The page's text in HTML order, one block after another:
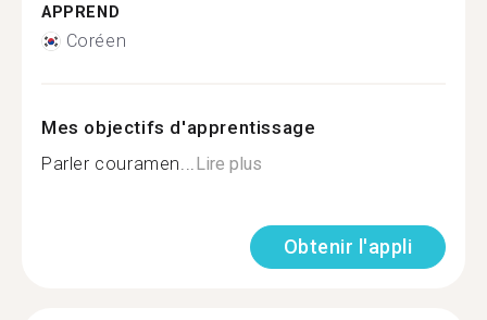
APPREND
Coréen
Mes objectifs d'apprentissage
Parler couramen...Lire plus
Obtenir l'appli